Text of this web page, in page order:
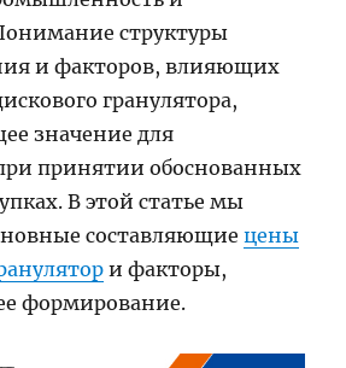
структуры
и факторов, влияющих
гранулятора,
значение для
принятии обоснованных
В этой статье мы
составляющиецены
и факторы,
формирование.